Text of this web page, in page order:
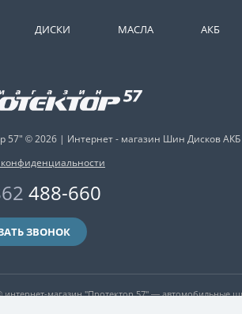
ДИСКИ МАСЛА АКБ
57" © 2026 | Интернет - магазин Шин Дисков АКБ
488-660
ЗВОНОК
интернет-магазин "Протектор 57" —